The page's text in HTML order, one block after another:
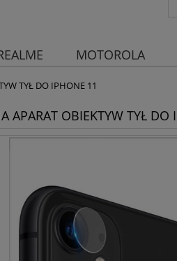
MOTOROLA
aparatu
TYŁ DO IPHONE 11
APARAT OBIEKTYW TYŁ DO